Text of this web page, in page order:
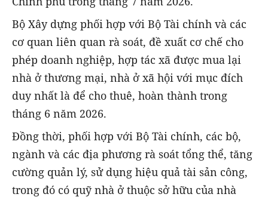
Bộ Xây dựng phối hợp với Bộ Tài chính và các
cơ quan liên quan rà soát, đề xuất cơ chế cho
phép doanh nghiệp, hợp tác xã được mua lại
nhà ở thương mại, nhà ở xã hội với mục đích
duy nhất là để cho thuê, hoàn thành trong
tháng 6 năm 2026.
Đồng thời, phối hợp với Bộ Tài chính, các bộ,
ngành và các địa phương rà soát tổng thể, tăng
cường quản lý, sử dụng hiệu quả tài sản công,
trong đó có quỹ nhà ở thuộc sở hữu của nhà